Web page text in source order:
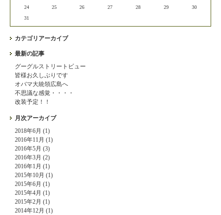
24
25 26 27 28 29
30
31
カテゴリアーカイブ
最新の記事
グーグルストリートビュー
皆様お久しぶりです
オバマ大統領広島へ
不思議な感覚・・・・
改装予定！！
月次アーカイブ
2018年6月 (1)
2016年11月 (1)
2016年5月 (3)
2016年3月 (2)
2016年1月 (1)
2015年10月 (1)
2015年6月 (1)
2015年4月 (1)
2015年2月 (1)
2014年12月 (1)